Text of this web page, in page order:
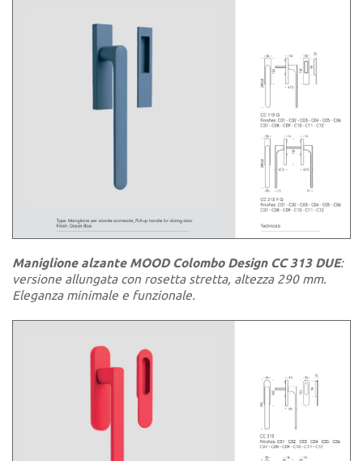
Maniglione alzante MOOD Colombo Design CC 313 DUE:
versione allungata con rosetta stretta, altezza 290 mm.
Eleganza minimale e funzionale.